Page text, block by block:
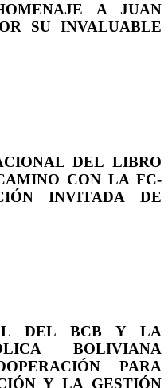
A JUAN
SU INVALUABLE
DEL LIBRO
CON LA FC-
INVITADA DE
DEL BCB Y LA
BOLIVIANA
PARA
Y LA GESTIÓN